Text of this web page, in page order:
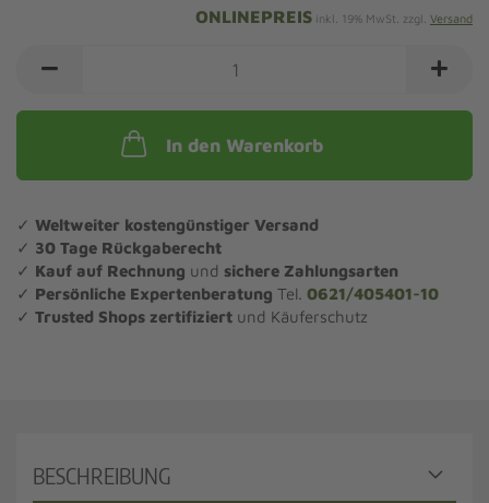
ONLINEPREIS inkl. 19% MwSt. zzgl. Versand
In den Warenkorb
✓ Weltweiter kostengünstiger Versand
✓ 30 Tage Rückgaberecht
✓ Kauf auf Rechnung und sichere Zahlungsarten
✓ Persönliche Expertenberatung Tel. 0621/405401-10
✓ Trusted Shops zertifiziert und Käuferschutz
BESCHREIBUNG